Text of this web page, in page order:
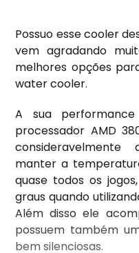
Possuo esse cooler
vem agradando
melhores opções
water cooler.
A sua
processador AMD
manter a
quase todos os
graus quando
Além disso ele
possuem também
bem silenciosas.